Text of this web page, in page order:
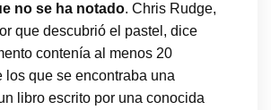
no se ha notado. Chris Rudge,
que descubrió el pastel, dice
contenía al menos 20
los que se encontraba una
libro escrito por una conocida